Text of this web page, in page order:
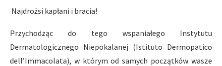
Najdrożsi kapłani i bracia!
Przychodząc do tego wspaniałego Instytutu
Dermatologicznego Niepokalanej (Istituto Dermopatico
dell’Immacolata), w którym od samych początków wasze